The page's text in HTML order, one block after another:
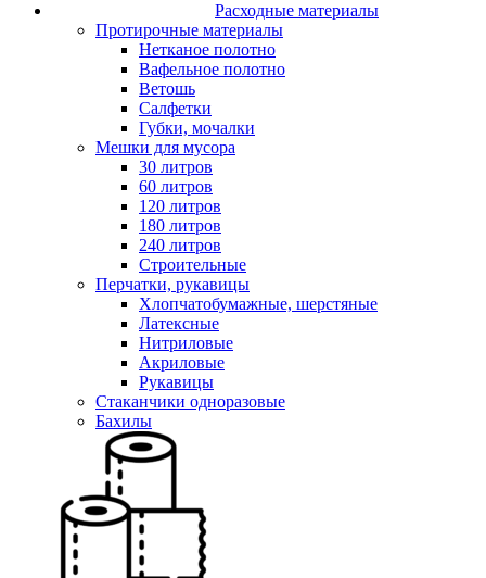
Расходные материалы
Протирочные материалы
Нетканое полотно
Вафельное полотно
Ветошь
Салфетки
Губки, мочалки
Мешки для мусора
30 литров
60 литров
120 литров
180 литров
240 литров
Строительные
Перчатки, рукавицы
Хлопчатобумажные, шерстяные
Латексные
Нитриловые
Акриловые
Рукавицы
Стаканчики одноразовые
Бахилы